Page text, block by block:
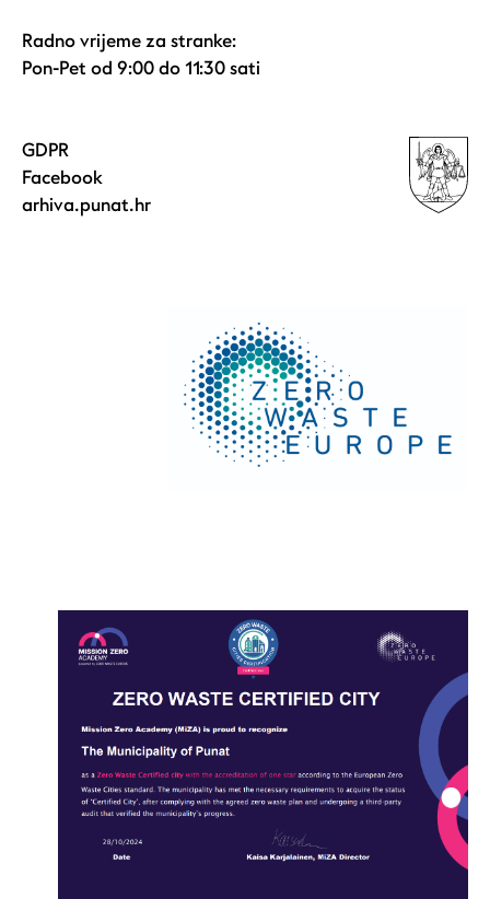
Radno vrijeme za stranke:
Pon-Pet od 9:00 do 11:30 sati
GDPR
Facebook
arhiva.punat.hr